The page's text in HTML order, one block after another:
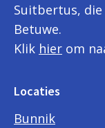
Suitbertus,
Betuwe.
Klik hier om
Locaties
Bunnik